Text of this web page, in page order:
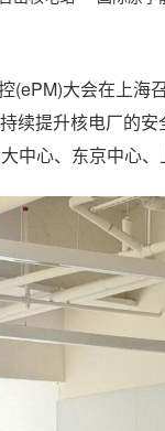
(ePM)大会在上
续提升核电厂的
中心、东京中心